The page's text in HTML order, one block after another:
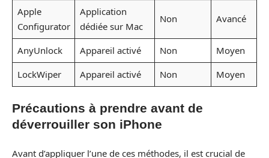
Apple
Configurator
Application
dédiée sur Mac
Non Avancé
AnyUnlock Appareil activé Non
Moyen
LockWiper
Appareil activé Non Moyen
Précautions à prendre avant de
déverrouiller son iPhone
Avant d’appliquer l’une de ces méthodes, il est crucial de